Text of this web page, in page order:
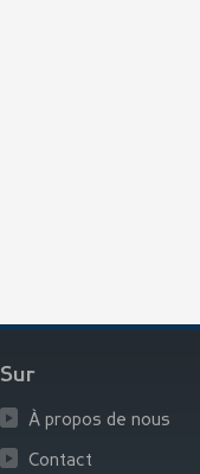
Sur
À propos de nous
Contact